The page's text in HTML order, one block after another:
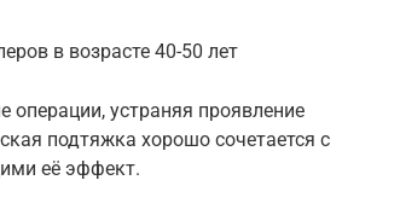
в возрасте 40-50 лет
операции, устраняя проявление
подтяжка хорошо сочетается с
её эффект.